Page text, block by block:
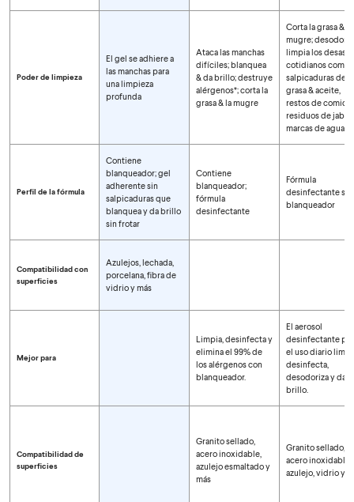
Poder de limpieza
El gel se adhiere a
las manchas para
una limpieza
profunda
Ataca las manchas
difíciles; blanquea
& da brillo; destruye
alérgenos*; corta la
grasa & la mugre
Corta la grasa & la
mugre;
limpia los
cotidianos como
salpicaduras de
grasa & aceite,
restos de comida,
residuos de
marcas de agua
Perfil de la fórmula
Contiene
blanqueador; gel
adherente sin
salpicaduras que
blanquea y da brillo
sin frotar
Contiene
blanqueador;
fórmula
desinfectante
Fórmula
desinfectante sin
blanqueador
Compatibilidad con
superficies
Azulejos, lechada,
porcelana, fibra de
vidrio y más
Mejor para
Limpia, desinfecta y
elimina el 99% de
los alérgenos con
blanqueador.
El aerosol
desinfectante
el uso diario
desinfecta,
desodoriza y da
brillo.
Compatibilidad de
superficies
Granito sellado,
acero inoxidable,
azulejo esmaltado y
más
Granito sellado,
acero inoxidable,
azulejo, vidrio y